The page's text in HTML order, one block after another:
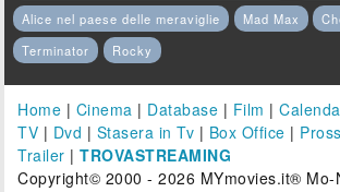
Alice nel paese delle meraviglie
Mad Max
Terminator
Rocky
Home | Cinema | Database | Film |
TV | Dvd | Stasera in Tv | Box Office |
Trailer |TROVASTREAMING
Copyright© 2000 - 2026 MYmovies.it® Mo-